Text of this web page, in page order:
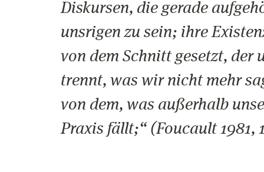
Diskursen, die gerade
unsrigen zu sein; ihre
von dem Schnitt gesetzt, der
trennt, was wir nicht mehr
von dem, was außerhalb
Praxis fällt;“ (Foucault 1981,